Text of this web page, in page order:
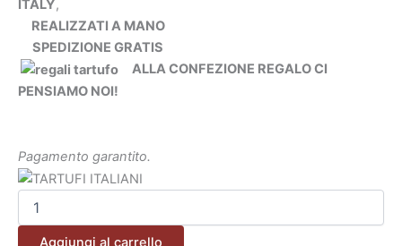
ITALY,
REALIZZATI A MANO
SPEDIZIONE GRATIS
ALLA CONFEZIONE REGALO CI
PENSIAMO NOI!
Pagamento garantito.
Aggiungi al carrello